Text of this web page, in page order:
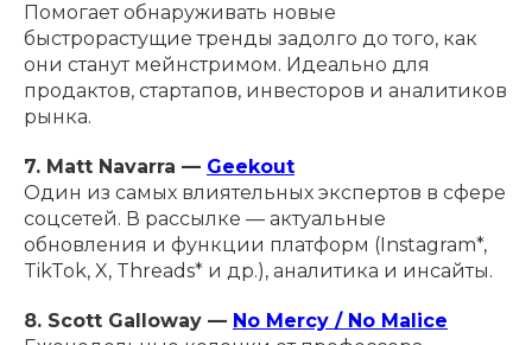
Помогает обнаруживать новые
быстрорастущие тренды задолго до того, как
они станут мейнстримом. Идеально для
продактов, стартапов, инвесторов и аналитиков
рынка.
7. Matt Navarra — Geekout
Один из самых влиятельных экспертов в сфере
соцсетей. В рассылке — актуальные
обновления и функции платформ (Instagram*,
TikTok, X, Threads* и др.), аналитика и инсайты.
8. Scott Galloway — No Mercy / No Malice